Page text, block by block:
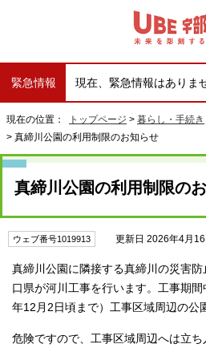
緊急情報 現在、緊急情報はありま
現在の位置： トップページ > 暮らし・手続き
> 真締川公園の利用制限のお知らせ
真締川公園の利用制限の
ウェブ番号1019913 更新日 2026年4月16
真締川公園に隣接する真締川の災害
口県が河川工事を行います。工事期
年12月2日頃まで）工事区域周辺の公
危険ですので、工事区域周辺へは立